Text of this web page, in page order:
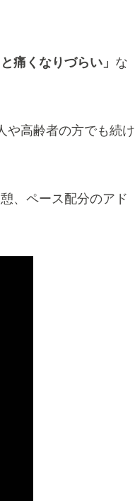
痛くなりづらい」 な
や高齢者の方でも続け
、ペース配分のアド